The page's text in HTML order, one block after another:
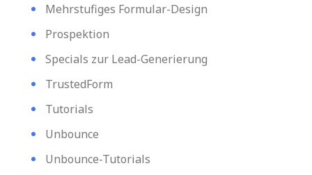
Mehrstufiges Formular-Design
Prospektion
Specials zur Lead-Generierung
TrustedForm
Tutorials
Unbounce
Unbounce-Tutorials